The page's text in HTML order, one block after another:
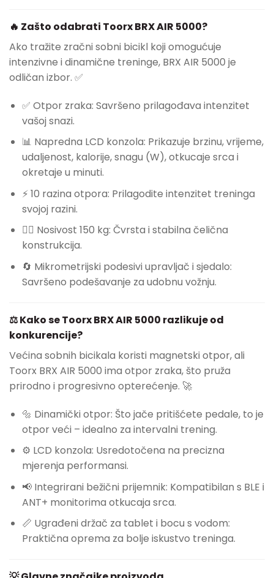
🔥 Zašto odabrati Toorx BRX AIR 5000?
Ako tražite zračni sobni bicikl koji omogućuje
intenzivne i dinamične treninge, BRX AIR 5000 je
odličan izbor. ✅
✅ Otpor zraka: Savršeno prilagođava intenzitet
vašoj snazi.
📊 Napredna LCD konzola: Prikazuje brzinu, vrijeme,
udaljenost, kalorije, snagu (W), otkucaje srca i
okretaje u minuti.
⚡ 10 razina otpora: Prilagodite intenzitet treninga
svojoj razini.
🏋️‍♂️ Nosivost 150 kg: Čvrsta i stabilna čelična
konstrukcija.
🔄 Mikrometrijski podesivi upravljač i sjedalo:
Savršeno podešavanje za udobnu vožnju.
⚖️ Kako se Toorx BRX AIR 5000 razlikuje od
konkurencije?
Većina sobnih bicikala koristi magnetski otpor, ali
Toorx BRX AIR 5000 ima otpor zraka, što pruža
prirodno i progresivno opterećenje. 🚀
🔩 Dinamički otpor: Što jače pritišćete pedale, to je
otpor veći – idealno za intervalni trening.
⚙️ LCD konzola: Usredotočena na precizna
mjerenja performansi.
📢 Integrirani bežični prijemnik: Kompatibilan s BLE i
ANT+ monitorima otkucaja srca.
📏 Ugrađeni držač za tablet i bocu s vodom:
Praktična oprema za bolje iskustvo treninga.